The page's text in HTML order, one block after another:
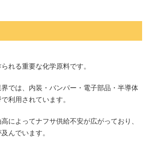
れる重要な化学原料です。
では、内装・バンパー・電子部品・半導体
利用されています。
によってナフサ供給不安が広がっており、
んでいます。